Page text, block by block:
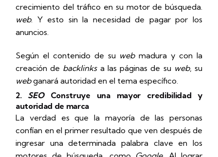
crecimiento del tráfico en su motor de búsqueda.
web. Y esto sin la necesidad de pagar por los
anuncios.
Según el contenido de su webmadura y con la
creación de backlinksa las páginas de su web, su
webganará autoridad en el tema específico.
2. SEOConstruye una mayor credibilidad y
autoridad de marca
La verdad es que la mayoría de las personas
confían en el primer resultado que ven después de
ingresar una determinada palabra clave en los